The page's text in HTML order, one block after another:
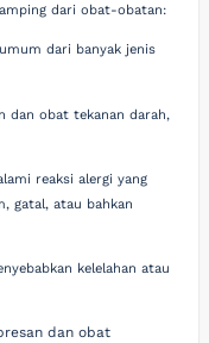
dari obat-obatan:
dari banyak jenis
dan obat tekanan darah,
reaksi alergi yang
gatal, atau bahkan
kelelahan atau
dan obat